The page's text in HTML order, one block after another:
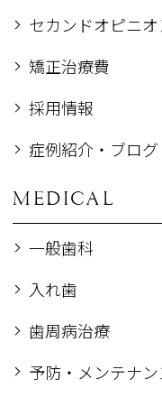
セカンドオピニオ
矯正治療費
採用情報
症例紹介・ブログ
MEDICAL
一般歯科
入れ歯
歯周病治療
予防・メンテナン